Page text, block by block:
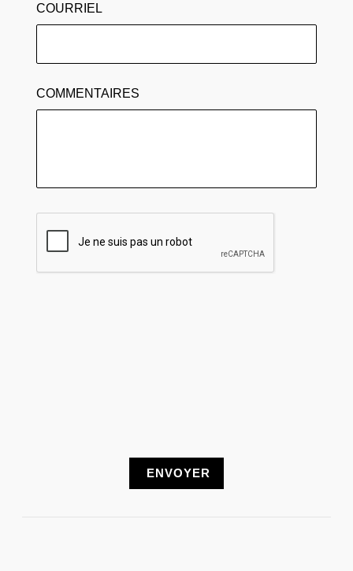
COURRIEL
COMMENTAIRES